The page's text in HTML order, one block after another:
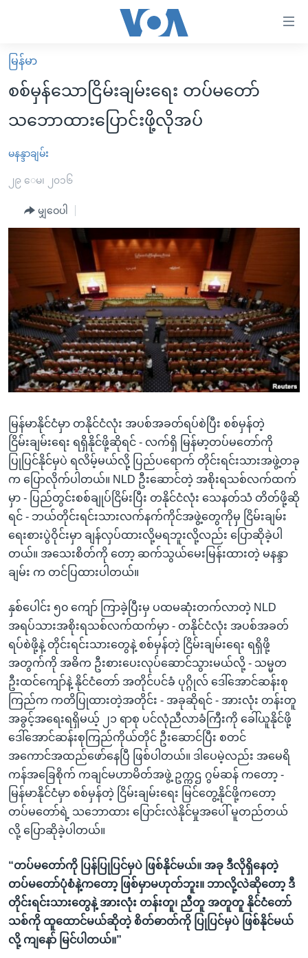
လွယ်ကူ
စေ
များ
ပင်မ
ရန်
ပင်မ
အ
ညွန်း
စာမျက်နှာ
သို့
ကျော်
ရန်
ရှာဖွေ
ရန်
နေရာ
သို့
ကျော်
ရန်
မူလစာမျက်နှာ
မြန်မာ
ကမ္ဘာ့သတင်းများ
နိုင်ငံတကာ
အစ္စရေး-ပါလက်စတိုင်း
သတင်းလွတ်လပ်ခွင့်
အင်္ဂလိပ်စာလေ့လာမယ်
အမေရိကန်သုံးအီဒီယံ
မကြေးမုံရဲ့ အင်္ဂလိပ်စာ
ရုပ်ရှင်ထဲက အင်္ဂလိပ်စာ
သုတပဒေသာ အင်္ဂလိပ်စာ
အပတ်စဉ်ကဏ္ဍများ
ရေဒီယိုနှင့်ရုပ်သံ အချက်အလက်များ
ရေဒီယို/တီဗွီအစီအစဉ်
Learning English
ဗွီအိုအေ လူမှုကွန်ယက်များ
ဘာသာစကားများ
မြန်မာ
စစ်မှန်သောငြိမ်းချမ်းရေး တပ်မတော်
သဘောထားပြောင်းဖို့လိုအပ်
မနန္ဒာချမ်း
၂၉ ေမ၊ ၂၀၁၆
မျှဝေပါ
မြန်မာနိုင်ငံမှာ တနိုင်ငံလုံး အပစ်အခတ်ရပ်စဲပြီး စစ်မှန်တဲ့
ငြိမ်းချမ်းရေး ရရှိနိုင်ဖို့ဆိုရင် - လက်ရှိ မြန်မာ့တပ်မတော်ကို
ပြုပြင်နိုင်မှပဲ ရလိမ့်မယ်လို့ ပြည်ပရောက် တိုင်းရင်းသားအဖွဲ့တခု
က ပြောလိုက်ပါတယ်။ NLD ဦးဆောင်တဲ့ အစိုးရသစ်လက်ထက်
မှာ - ပြည်တွင်းစစ်ချုပ်ငြိမ်းပြီး တနိုင်ငံလုံး သေနတ်သံ တိတ်ဖို့ဆို
ရင် - ဘယ်တိုင်းရင်းသားလက်နက်ကိုင်အဖွဲ့တွေကိုမှ ငြိမ်းချမ်း
ရေးစားပွဲဝိုင်းမှာ ချန်လှပ်ထားလို့မရဘူးလို့လည်း ပြောဆိုခဲ့ပါ
တယ်။ အသေးစိတ်ကို တော့ ဆက်သွယ်မေးမြန်းထားတဲ့ မနန္ဒာ
ချမ်း က တင်ပြထားပါတယ်။
နှစ်ပေါင်း ၅၀ ကျော် ကြာခဲ့ပြီးမှ ပထမဆုံးတက်လာတဲ့ NLD
အရပ်သားအစိုးရသစ်လက်ထက်မှာ - တနိုင်ငံလုံး အပစ်အခတ်
ရပ်စဲဖို့နဲ့ တိုင်းရင်းသားတွေနဲ့ စစ်မှန်တဲ့ ငြိမ်းချမ်းရေး ရရှိဖို့
အတွက်ကို အဓိက ဦးစားပေးလုပ်ဆောင်သွားမယ်လို့ - သမ္မတ
ဦးထင်ကျော်နဲ့ နိုင်ငံတော် အတိုင်ပင်ခံ ပုဂ္ဂိုလ် ဒေါ်အောင်ဆန်းစု
ကြည်က ကတိပြုထားတဲ့အတိုင်း - အခုဆိုရင် - အားလုံး တန်းတူ
အခွင့်အရေးရရှိမယ့် ၂၁ ရာစု ပင်လုံညီလာခံကြီးကို ခေါ်ယူနိုင်ဖို့
ဒေါ်အောင်ဆန်းစုကြည်ကိုယ်တိုင် ဦးဆောင်ပြီး စတင်
အကောင်အထည်ဖော်နေပြီ ဖြစ်ပါတယ်။ ဒါပေမဲ့လည်း အမေရိ
ကန်အခြေစိုက် ကချင်မဟာမိတ်အဖွဲ့ ဥက္ကဌ ဂွမ်ဆန် ကတော့ -
မြန်မာနိုင်ငံမှာ စစ်မှန်တဲ့ ငြိမ်းချမ်းရေး မြင်တွေ့နိုင်ဖို့ကတော့
တပ်မတော်ရဲ့ သဘောထား ပြောင်းလဲနိုင်မှုအပေါ် မူတည်တယ်
လို့ ပြောဆိုခဲ့ပါတယ်။
“တပ်မတော်ကို ပြန်ပြုပြင်မှပဲ ဖြစ်နိုင်မယ်။ အခု ဒီလိုရှိနေတဲ့
တပ်မတော်ပုံစံနဲ့ကတော့ ဖြစ်မှာမဟုတ်ဘူး။ ဘာလို့လဲဆိုတော့ ဒီ
တိုင်းရင်းသားတွေနဲ့ အားလုံး တန်းတူ၊ ညီတူ အတူတူ နိုင်ငံတော်
သစ်ကို ထူထောင်မယ်ဆိုတဲ့ စိတ်ဓာတ်ကို ပြုပြင်မှပဲ ဖြစ်နိုင်မယ်
လို့ ကျနော် မြင်ပါတယ်။”